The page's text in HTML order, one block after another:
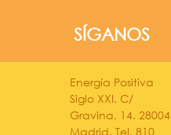
SÍGANOS
Energía Positiva
Siglo XXI. C/
Gravina, 14. 28004
Madrid. Tel. 810